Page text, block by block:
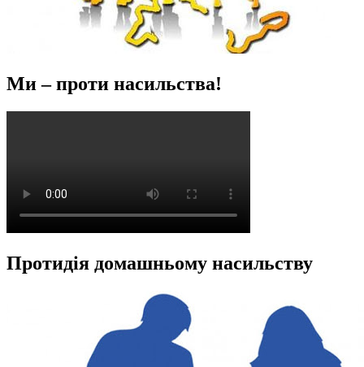
Ми – проти насильства!
Протидія домашньому насильству